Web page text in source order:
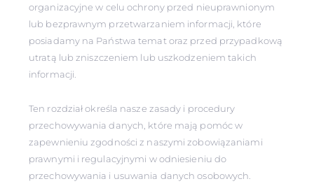
organizacyjne w celu ochrony przed nieuprawnionym
lub bezprawnym przetwarzaniem informacji, które
posiadamy na Państwa temat oraz przed przypadkową
utratą lub zniszczeniem lub uszkodzeniem takich
informacji.
Ten rozdział określa nasze zasady i procedury
przechowywania danych, które mają pomóc w
zapewnieniu zgodności z naszymi zobowiązaniami
prawnymi i regulacyjnymi w odniesieniu do
przechowywania i usuwania danych osobowych.